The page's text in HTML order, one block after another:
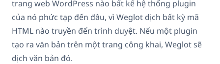
trang web WordPress nào bất kể hệ thống plugin
của nó phức tạp đến đâu, vì Weglot dịch bất kỳ mã
HTML nào truyền đến trình duyệt. Nếu một plugin
tạo ra văn bản trên một trang công khai, Weglot sẽ
dịch văn bản đó.